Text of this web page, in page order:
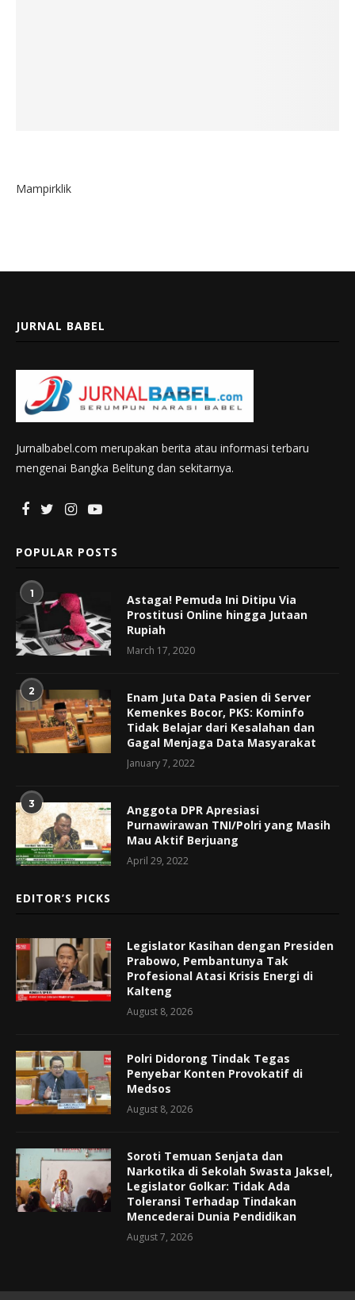
Mampirklik
JURNAL BABEL
Jurnalbabel.com merupakan berita atau informasi terbaru
mengenai Bangka Belitung dan sekitarnya.
POPULAR POSTS
1
Astaga! Pemuda Ini Ditipu Via
Prostitusi Online hingga Jutaan
Rupiah
March 17, 2020
2
Enam Juta Data Pasien di Server
Kemenkes Bocor, PKS: Kominfo
Tidak Belajar dari Kesalahan dan
Gagal Menjaga Data Masyarakat
January 7, 2022
3
Anggota DPR Apresiasi
Purnawirawan TNI/Polri yang Masih
Mau Aktif Berjuang
April 29, 2022
EDITOR’S PICKS
Legislator Kasihan dengan Presiden
Prabowo, Pembantunya Tak
Profesional Atasi Krisis Energi di
Kalteng
August 8, 2026
Polri Didorong Tindak Tegas
Penyebar Konten Provokatif di
Medsos
August 8, 2026
Soroti Temuan Senjata dan
Narkotika di Sekolah Swasta Jaksel,
Legislator Golkar: Tidak Ada
Toleransi Terhadap Tindakan
Mencederai Dunia Pendidikan
August 7, 2026